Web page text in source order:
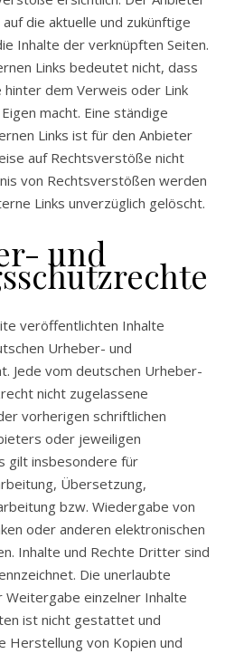
die aktuelle und zukünftige
Inhalte der verknüpften Seiten.
Links bedeutet nicht, dass
hinter dem Verweis oder Link
macht. Eine ständige
Links ist für den Anbieter
auf Rechtsverstöße nicht
von Rechtsverstößen werden
Links unverzüglich gelöscht.
und
veröffentlichten Inhalte
Urheber- und
Jede vom deutschen Urheber-
nicht zugelassene
vorherigen schriftlichen
oder jeweiligen
gilt insbesondere für
Übersetzung,
bzw. Wiedergabe von
oder anderen elektronischen
Inhalte und Rechte Dritter sind
Die unerlaubte
Weitergabe einzelner Inhalte
ist nicht gestattet und
Herstellung von Kopien und